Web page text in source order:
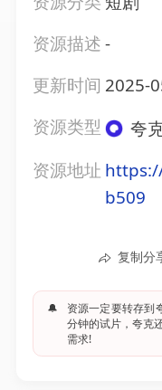
资源描述-
更新时间 2025-
资源类型
夸
资源地址
b509
复制分
🔔
资源一定要转存到
分钟的试片，夸克
需求!